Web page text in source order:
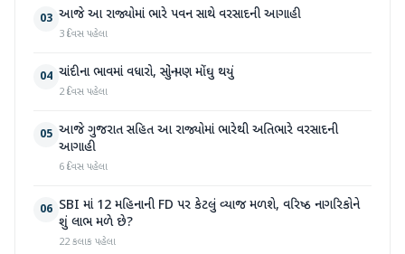
03 આજે આ રાજ્યોમાં ભારે પવન સાથે વરસાદની આગાહી
3 દિવસ પહેલા
04 ચાંદીના ભાવમાં વધારો, સોનું પણ મોંઘુ થયું
2 દિવસ પહેલા
05 આજે ગુજરાત સહિત આ રાજ્યોમાં ભારેથી અતિભારે વરસાદની
આગાહી
6 દિવસ પહેલા
06 SBI માં 12 મહિનાની FD પર કેટલું વ્યાજ મળશે, વરિષ્ઠ નાગરિકોને
શું લાભ મળે છે?
22 કલાક પહેલા